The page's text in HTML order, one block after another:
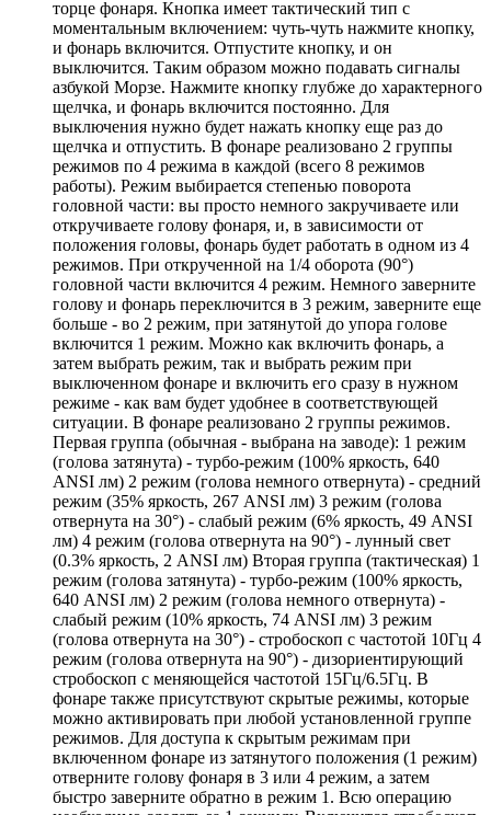
торце фонаря. Кнопка имеет тактический тип с
моментальным включением: чуть-чуть нажмите кнопку,
и фонарь включится. Отпустите кнопку, и он
выключится. Таким образом можно подавать сигналы
азбукой Морзе. Нажмите кнопку глубже до характерного
щелчка, и фонарь включится постоянно. Для
выключения нужно будет нажать кнопку еще раз до
щелчка и отпустить. В фонаре реализовано 2 группы
режимов по 4 режима в каждой (всего 8 режимов
работы). Режим выбирается степенью поворота
головной части: вы просто немного закручиваете или
откручиваете голову фонаря, и, в зависимости от
положения головы, фонарь будет работать в одном из 4
режимов. При открученной на 1/4 оборота (90°)
головной части включится 4 режим. Немного заверните
голову и фонарь переключится в 3 режим, заверните еще
больше - во 2 режим, при затянутой до упора голове
включится 1 режим. Можно как включить фонарь, а
затем выбрать режим, так и выбрать режим при
выключенном фонаре и включить его сразу в нужном
режиме - как вам будет удобнее в соответствующей
ситуации. В фонаре реализовано 2 группы режимов.
Первая группа (обычная - выбрана на заводе): 1 режим
(голова затянута) - турбо-режим (100% яркость, 640
ANSI лм) 2 режим (голова немного отвернута) - средний
режим (35% яркость, 267 ANSI лм) 3 режим (голова
отвернута на 30°) - слабый режим (6% яркость, 49 ANSI
лм) 4 режим (голова отвернута на 90°) - лунный свет
(0.3% яркость, 2 ANSI лм) Вторая группа (тактическая) 1
режим (голова затянута) - турбо-режим (100% яркость,
640 ANSI лм) 2 режим (голова немного отвернута) -
слабый режим (10% яркость, 74 ANSI лм) 3 режим
(голова отвернута на 30°) - стробоскоп с частотой 10Гц 4
режим (голова отвернута на 90°) - дизориентирующий
стробоскоп с меняющейся частотой 15Гц/6.5Гц. В
фонаре также присутствуют скрытые режимы, которые
можно активировать при любой установленной группе
режимов. Для доступа к скрытым режимам при
включенном фонаре из затянутого положения (1 режим)
отверните голову фонаря в 3 или 4 режим, а затем
быстро заверните обратно в режим 1. Всю операцию